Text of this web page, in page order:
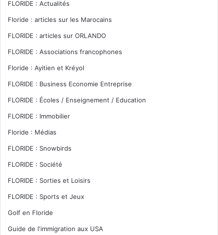
FLORIDE : Actualités
Floride : articles sur les Marocains
FLORIDE : articles sur ORLANDO
FLORIDE : Associations francophones
Floride : Ayitien et Kréyol
FLORIDE : Business Economie Entreprise
FLORIDE : Écoles / Enseignement / Education
FLORIDE : Immobilier
Floride : Médias
FLORIDE : Snowbirds
FLORIDE : Société
FLORIDE : Sorties et Loisirs
FLORIDE : Sports et Jeux
Golf en Floride
Guide de l'immigration aux USA